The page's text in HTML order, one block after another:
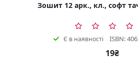
Зошит 12 арк., кл., софт
Є в наявності ISBN:
19₴